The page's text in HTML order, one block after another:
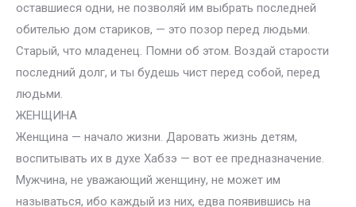
оставшиеся одни, не позволяй им выбрать последней
обителью дом стариков, — это позор перед людьми.
Старый, что младенец. Помни об этом. Воздай старости
последний долг, и ты будешь чист перед собой, перед
людьми.
ЖЕНЩИНА
Женщина — начало жизни. Даровать жизнь детям,
воспитывать их в духе Хабзэ — вот ее предназначение.
Мужчина, не уважающий женщину, не может им
называться, ибо каждый из них, едва появившись на